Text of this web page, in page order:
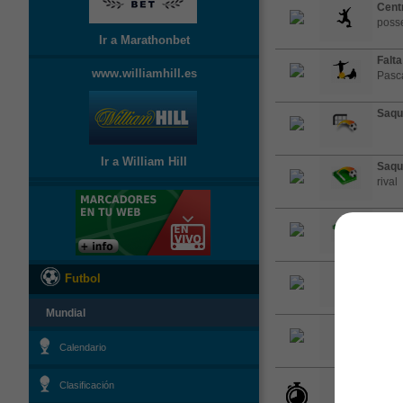
Ir a Marathonbet
www.williamhill.es
Ir a William Hill
Futbol
Mundial
Calendario
Clasificación
rival
El